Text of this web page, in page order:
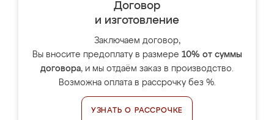
Договор
и изготовление
Заключаем договор,
Вы вносите предоплату в размере 10% от суммы
договора, и мы отдаём заказ в производство.
Возможна оплата в рассрочку без %.
УЗНАТЬ О РАССРОЧКЕ